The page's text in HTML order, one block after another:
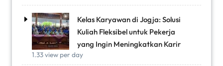
Kelas Karyawan di Jogja: Solusi
Kuliah Fleksibel untuk Pekerja
yang Ingin Meningkatkan Karir
1.33 view per day